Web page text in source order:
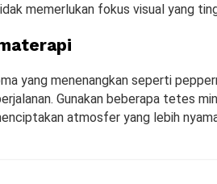
memerlukan fokus visual yang
yang menenangkan seperti
Gunakan beberapa tetes
atmosfer yang lebih